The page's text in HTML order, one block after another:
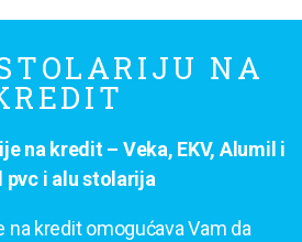
NA
na kredit – Veka, EKV, Alumil i
pvc i alu stolarija
na kredit omogućava Vam da